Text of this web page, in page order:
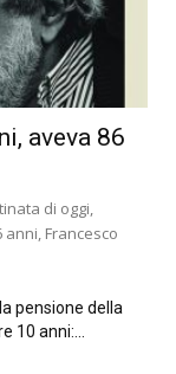
aveva 86
di oggi,
anni, Francesco
pensione della
10 anni:...